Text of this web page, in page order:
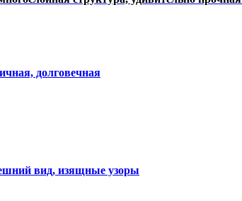
долговечная
вид, изящные узоры